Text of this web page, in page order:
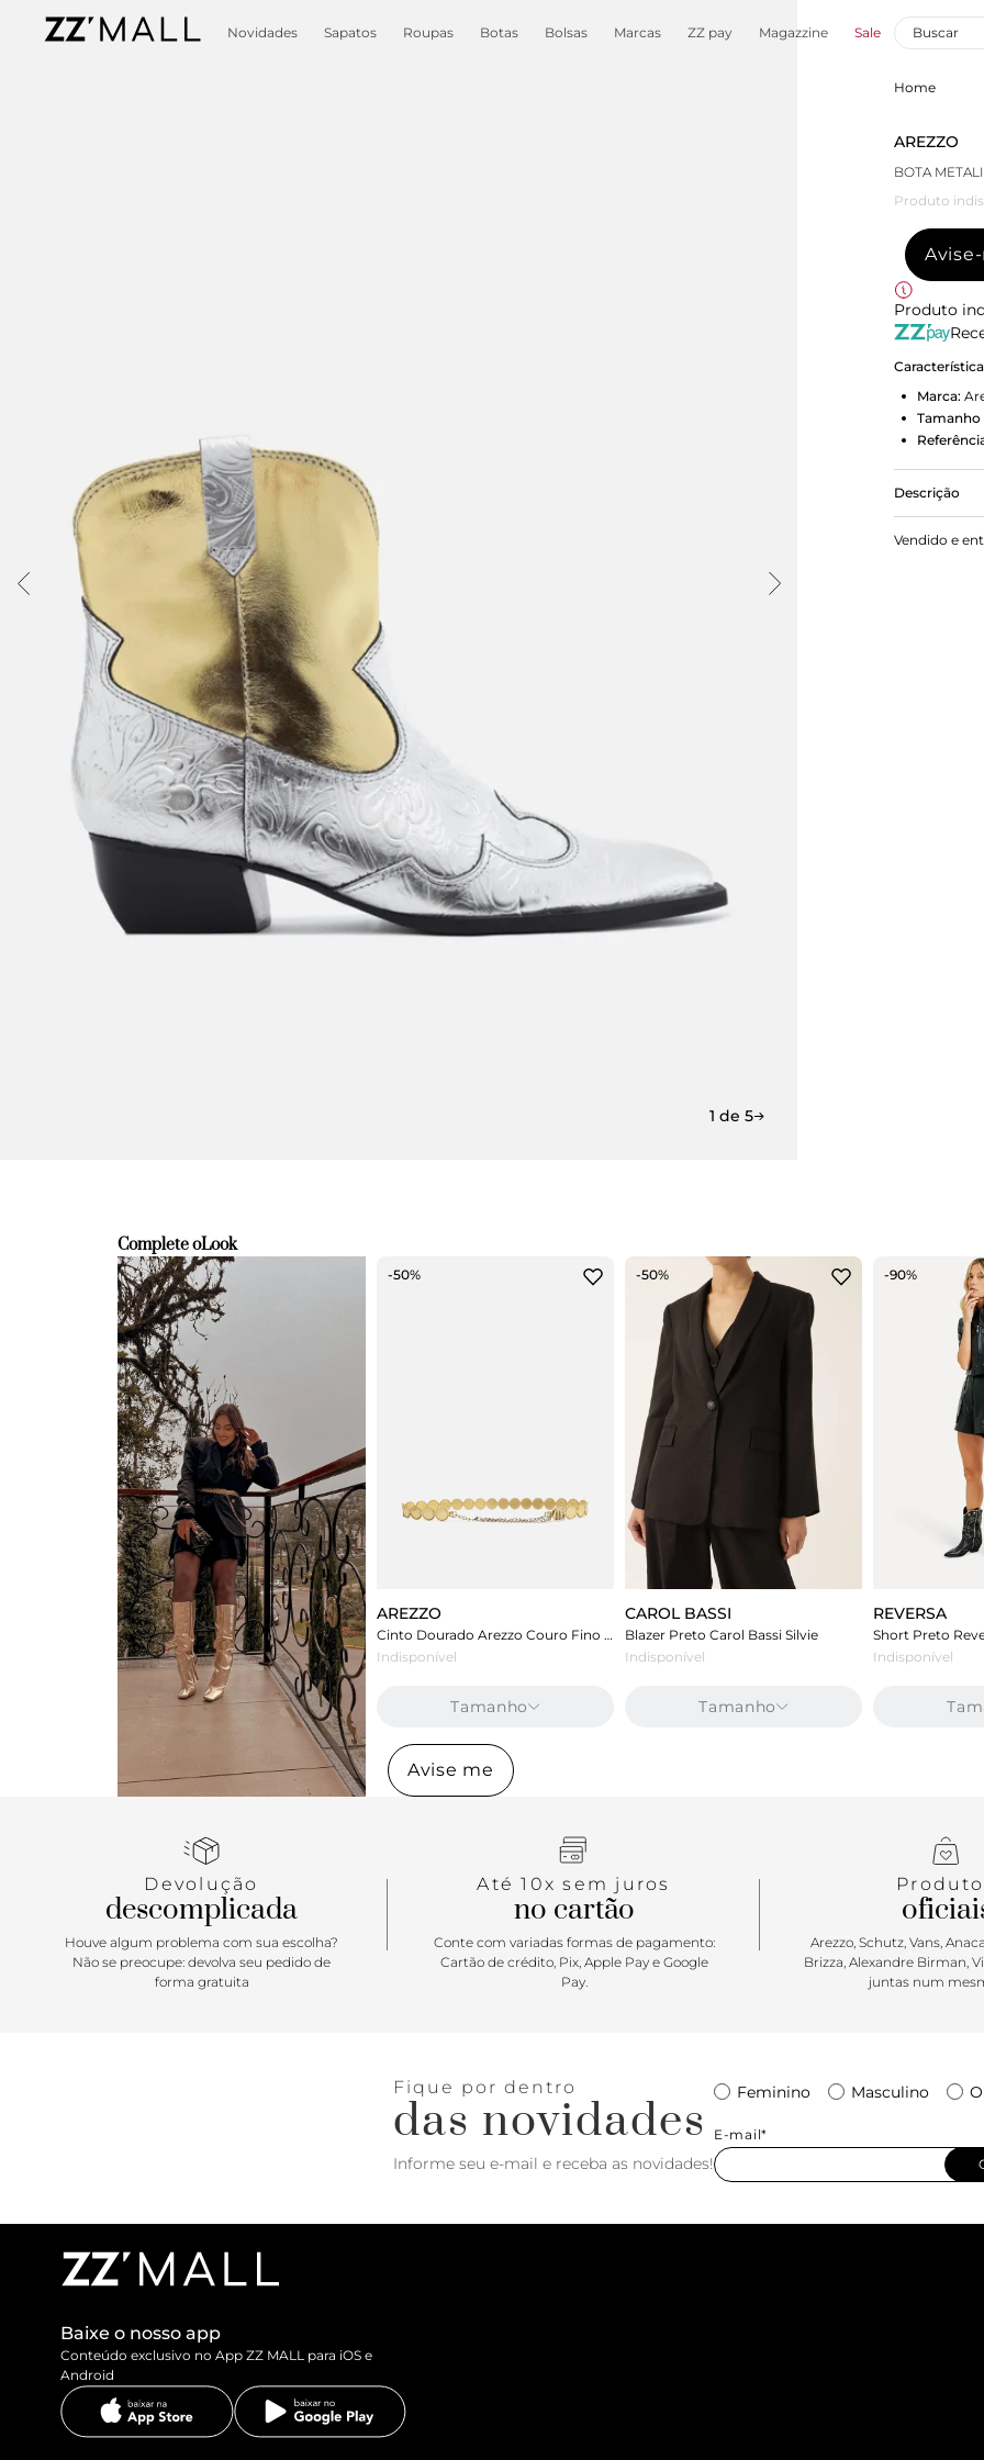
Novidades Sapatos Roupas Botas Bolsas Marcas ZZ pay Magazzine Sale
1 de 5
Home
AREZZO
BOTA
Produto
Produto
Marca:
Tamanho
Descrição
Bota
Vendido e
Complete oLook
-50%
AREZZO
Cinto Dourado Arezzo Couro Fino Esferas
Indisponível
Tamanho
Avise me
-50%
CAROL BASSI
Blazer Preto Carol Bassi Silvie
Indisponível
Tamanho
-90%
REVERSA
Short Preto
Indisponível
Devolução
descomplicada
Houve algum problema com sua escolha?
Não se preocupe: devolva seu pedido de
forma gratuita
Até 10x sem juros
no cartão
Conte com variadas formas de pagamento:
Cartão de crédito, Pix, Apple Pay e Google
Pay.
Arezzo, Schutz, Vans,
Brizza, Alexandre Birman,
juntas num
Fique por dentro
das novidades
Informe seu e-mail e receba as novidades!
Feminino Masculino
E-mail*
Baixe o nosso app
Conteúdo exclusivo no App ZZ MALL para iOS e
Android